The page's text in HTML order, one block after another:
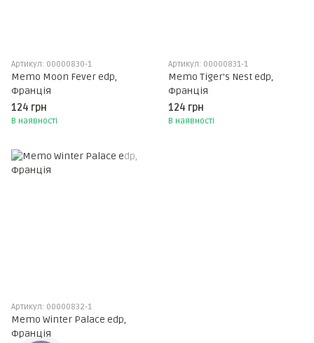
Артикул: 00000830-1
Memo Moon Fever edp,
Франція
124 грн
В наявності
Артикул: 00000831-1
Memo Tiger's Nest edp,
Франція
124 грн
В наявності
Артикул: 00000832-1
Memo Winter Palace edp,
Франція